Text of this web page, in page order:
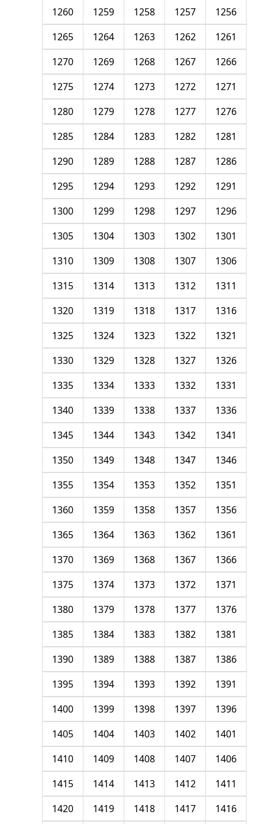
1256
1257
1258
1259
1260
1261
1262
1263
1264
1265
1266
1267
1268
1269
1270
1271
1272
1273
1274
1275
1276
1277
1278
1279
1280
1281
1282
1283
1284
1285
1286
1287
1288
1289
1290
1291
1292
1293
1294
1295
1296
1297
1298
1299
1300
1301
1302
1303
1304
1305
1306
1307
1308
1309
1310
1311
1312
1313
1314
1315
1316
1317
1318
1319
1320
1321
1322
1323
1324
1325
1326
1327
1328
1329
1330
1331
1332
1333
1334
1335
1336
1337
1338
1339
1340
1341
1342
1343
1344
1345
1346
1347
1348
1349
1350
1351
1352
1353
1354
1355
1356
1357
1358
1359
1360
1361
1362
1363
1364
1365
1366
1367
1368
1369
1370
1371
1372
1373
1374
1375
1376
1377
1378
1379
1380
1381
1382
1383
1384
1385
1386
1387
1388
1389
1390
1391
1392
1393
1394
1395
1396
1397
1398
1399
1400
1401
1402
1403
1404
1405
1406
1407
1408
1409
1410
1411
1412
1413
1414
1415
1416
1417
1418
1419
1420